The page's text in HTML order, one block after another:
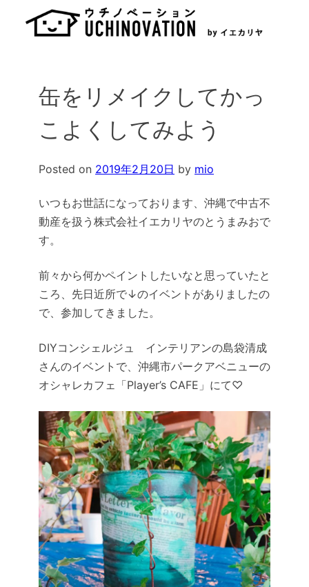
缶をリメイクしてかっ
こよくしてみよう
Posted on 2019年2月20日 by mio
いつもお世話になっております、沖縄で中古不
動産を扱う株式会社イエカリヤのとうまみおで
す。
前々から何かペイントしたいなと思っていたと
ころ、先日近所で↓のイベントがありましたの
で、参加してきました。
DIYコンシェルジュ インテリアンの島袋清成
さんのイベントで、沖縄市パークアベニューの
オシャレカフェ「Player’s CAFE」にて♡